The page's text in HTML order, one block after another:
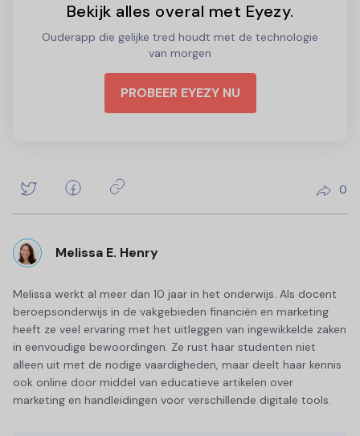
Bekijk alles overal met Eyezy.
Ouderapp die gelijke tred houdt met de technologie
van morgen
PROBEER EYEZY NU
0
Melissa E. Henry
Melissa werkt al meer dan 10 jaar in het onderwijs. Als docent
beroepsonderwijs in de vakgebieden financiën en marketing
heeft ze veel ervaring met het uitleggen van ingewikkelde zaken
in eenvoudige bewoordingen. Ze rust haar studenten niet
alleen uit met de nodige vaardigheden, maar deelt haar kennis
ook online door middel van educatieve artikelen over
marketing en handleidingen voor verschillende digitale tools.